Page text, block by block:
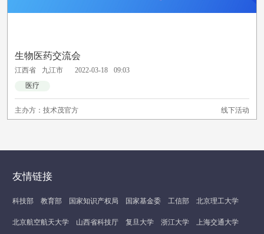
生物医药交流会
江西省 九江市 2022-03-18
09:03
医疗
主办方： 技术茂官方 线下活动
友情链接
科技部 教育部 国家知识产权局 国家基金委 工信部 北京理工大学
北京航空航天大学 山西省科技厅 复旦大学 浙江大学 上海交通大学